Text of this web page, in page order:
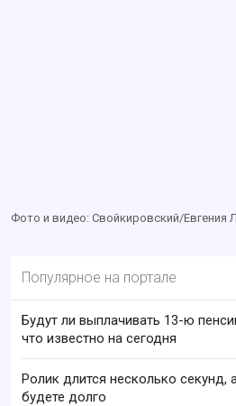
Фото и видео: Свойкировский/Евгения
Популярное на портале
Будут ли выплачивать 13-ю
что известно на сегодня
Ролик длится несколько секунд,
будете долго